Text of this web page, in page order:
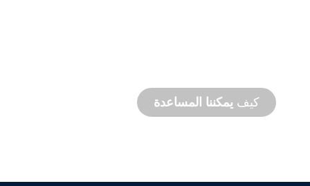
كيف يمكننا المساعدة